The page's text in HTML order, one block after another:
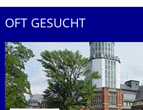
OFT GESUCHT